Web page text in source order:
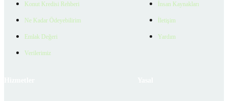
Konut Kredisi Rehberi
Ne Kadar Ödeyebilirim
Emlak Değeri
Verilerimiz
İnsan Kaynakları
İletişim
Yardım